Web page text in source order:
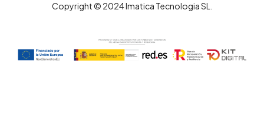
Copyright © 2024 Imatica Tecnologia SL.